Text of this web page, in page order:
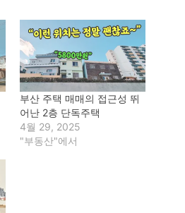
부산 주택 매매의 접근성 뛰
어난 2층 단독주택
4월 29, 2025
"부동산"에서